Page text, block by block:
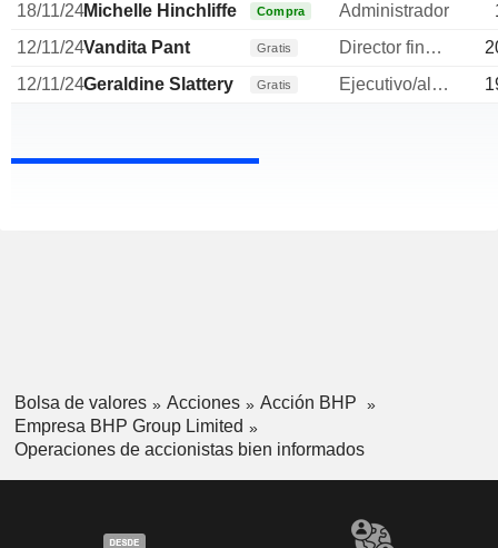
18/11/24Michelle Hinchliffe Compra Administrador
12/11/24Vandita Pant Gratis Director financiero
12/11/24Geraldine Slattery Gratis Ejecutivo/alto directivo
Bolsa de valores Acciones
Acción BHP
Empresa BHP Group Limited
Operaciones de accionistas bien informados